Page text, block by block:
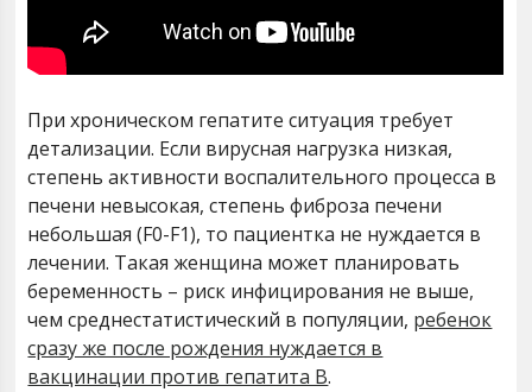
При хроническом гепатите ситуация требует
детализации. Если вирусная нагрузка низкая,
степень активности воспалительного процесса в
печени невысокая, степень фиброза печени
небольшая (F0-F1), то пациентка не нуждается в
лечении. Такая женщина может планировать
беременность – риск инфицирования не выше,
чем среднестатистический в популяции, ребенок
сразу же после рождения нуждается в
вакцинации против гепатита В.